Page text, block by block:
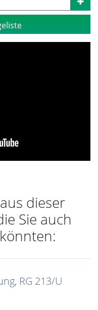
dieser
Sie auch
RG 213/U